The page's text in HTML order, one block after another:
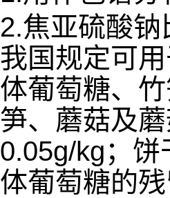
2.焦亚硫酸
我国规定可
体葡萄糖、
笋、蘑菇及
0.05g/kg；
体葡萄糖的